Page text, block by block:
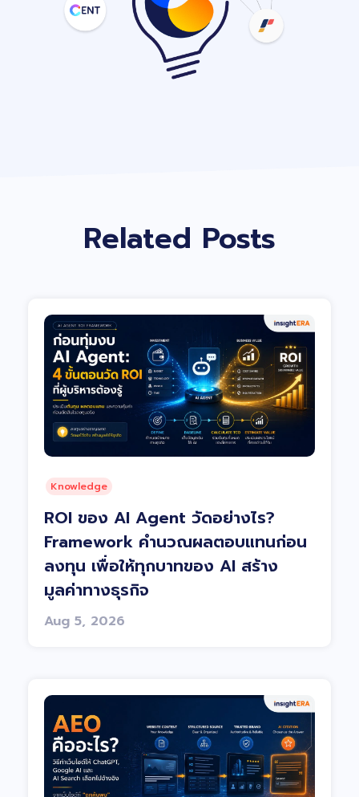
Related Posts
Knowledge
ROI ของ AI Agent วัดอย่างไร?
Framework คำนวณผลตอบแทนก่อน
ลงทุน เพื่อให้ทุกบาทของ AI สร้าง
มูลค่าทางธุรกิจ
Aug 5, 2026